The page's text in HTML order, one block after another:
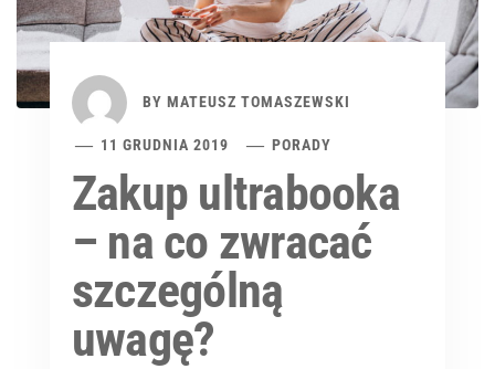
BY MATEUSZ TOMASZEWSKI
11 GRUDNIA 2019 PORADY
Zakup ultrabooka
– na co zwracać
szczególną
uwagę?